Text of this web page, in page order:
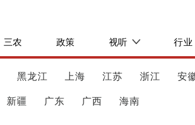
三农 政策 视听 行业
黑龙江 上海 江苏 浙江 安
新疆 广东 广西 海南